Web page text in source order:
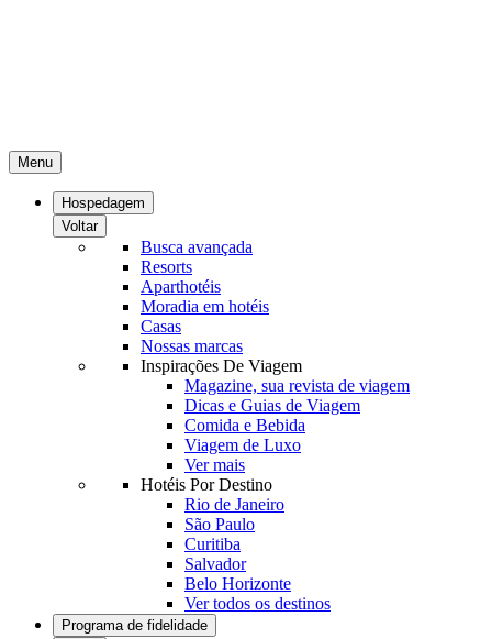
Menu
Hospedagem
Voltar
Busca avançada
Resorts
Aparthotéis
Moradia em hotéis
Casas
Nossas marcas
Inspirações De Viagem
Magazine, sua revista de viagem
Dicas e Guias de Viagem
Comida e Bebida
Viagem de Luxo
Ver mais
Hotéis Por Destino
Rio de Janeiro
São Paulo
Curitiba
Salvador
Belo Horizonte
Ver todos os destinos
Programa de fidelidade